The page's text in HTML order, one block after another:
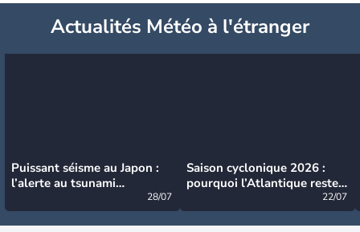
Actualités Météo à l'étranger
Puissant séisme au Japon :
l’alerte au tsunami
28/07
Saison cyclonique 2026 :
pourquoi l’Atlantique reste
22/07